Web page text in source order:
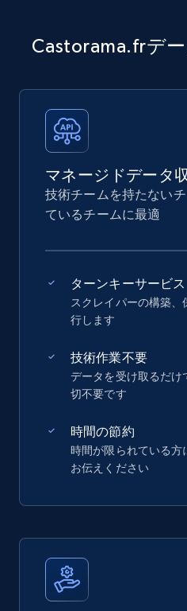
Castorama.frデ
マネージドデータ
技術チームを持たない
ているチームに最適
ターンキーサービス
スクレイパーの構築
行します
技術作業不要
データを受け取るだ
切不要です
時間の節約
時間が限られている
お伝えください